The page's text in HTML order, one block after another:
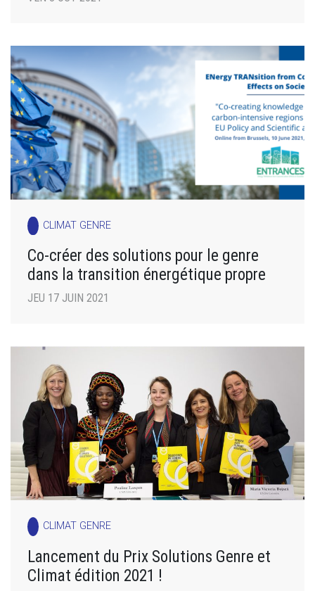
CLIMAT GENRE
Co-créer des solutions pour le genre
dans la transition énergétique propre
JEU 17 JUIN 2021
CLIMAT GENRE
Lancement du Prix Solutions Genre et
Climat édition 2021 !